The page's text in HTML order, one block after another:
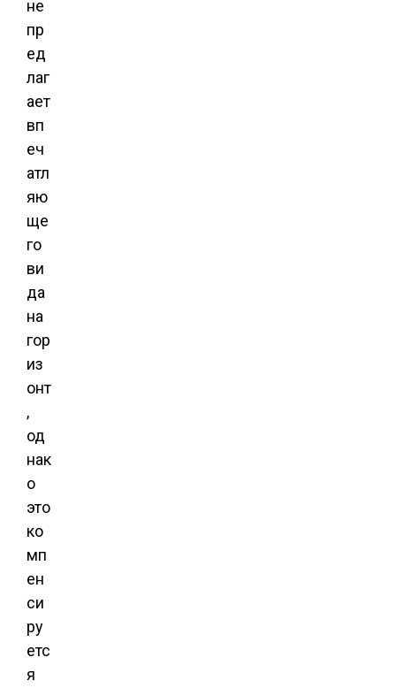
не
пр
ед
лаг
ает
вп
еч
атл
яю
ще
го
ви
да
на
гор
из
онт
,
од
нак
о
это
ко
мп
ен
си
ру
етс
я